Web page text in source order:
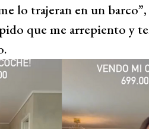
lo trajeran en un
que me arrepiento y